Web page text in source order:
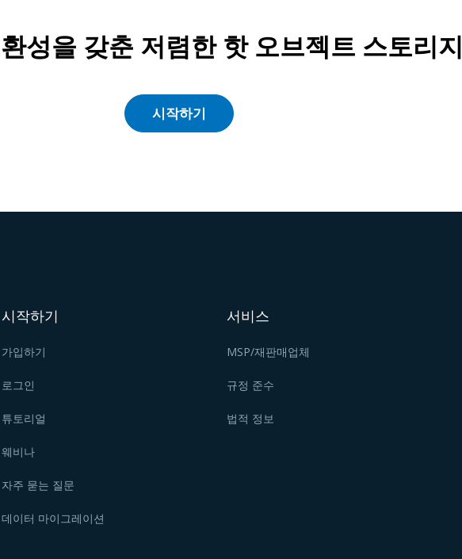
성을 갖춘 저렴한 핫 오브젝트 스토리지
시작하기
시작하기
가입하기
로그인
튜토리얼
웨비나
자주 묻는 질문
데이터 마이그레이션
서비스
MSP/재판매업체
규정 준수
법적 정보